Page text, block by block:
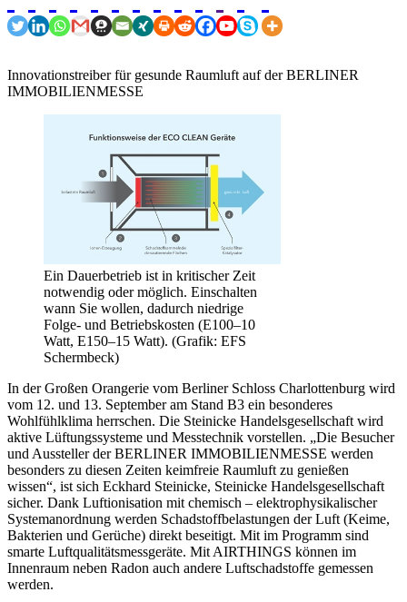
Innovationstreiber für gesunde Raumluft auf der BERLINER
IMMOBILIENMESSE
Ein Dauerbetrieb ist in kritischer Zeit
notwendig oder möglich. Einschalten
wann Sie wollen, dadurch niedrige
Folge- und Betriebskosten (E100–10
Watt, E150–15 Watt). (Grafik: EFS
Schermbeck)
In der Großen Orangerie vom Berliner Schloss Charlottenburg wird
vom 12. und 13. September am Stand B3 ein besonderes
Wohlfühlklima herrschen. Die Steinicke Handelsgesellschaft wird
aktive Lüftungssysteme und Messtechnik vorstellen. „Die Besucher
und Aussteller der BERLINER IMMOBILIENMESSE werden
besonders zu diesen Zeiten keimfreie Raumluft zu genießen
wissen“, ist sich Eckhard Steinicke, Steinicke Handelsgesellschaft
sicher. Dank Luftionisation mit chemisch – elektrophysikalischer
Systemanordnung werden Schadstoffbelastungen der Luft (Keime,
Bakterien und Gerüche) direkt beseitigt. Mit im Programm sind
smarte Luftqualitätsmessgeräte. Mit AIRTHINGS können im
Innenraum neben Radon auch andere Luftschadstoffe gemessen
werden.